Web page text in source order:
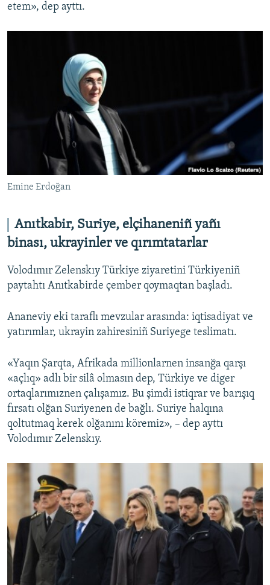
etem», dep ayttı.
Emine Erdoğan
Anıtkabir, Suriye, elçihaneniñ yañı
binası, ukrayinler ve qırımtatarlar
Volodımır Zelenskıy Türkiye ziyaretini Türkiyeniñ
paytahtı Anıtkabirde çember qoymaqtan başladı.
Ananeviy eki taraflı mevzular arasında: iqtisadiyat ve
yatırımlar, ukrayin zahiresiniñ Suriyege teslimatı.
«Yaqın Şarqta, Afrikada millionlarnen insanğa qarşı
«açlıq» adlı bir silâ olmasın dep, Türkiye ve diger
ortaqlarımıznen çalışamız. Bu şimdi istiqrar ve barışıq
fırsatı olğan Suriyenen de bağlı. Suriye halqına
qoltutmaq kerek olğanını köremiz», – dep ayttı
Volodımır Zelenskıy.